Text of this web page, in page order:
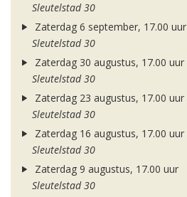
Sleutelstad 30
Zaterdag 6 september, 17.00 uur
Sleutelstad 30
Zaterdag 30 augustus, 17.00 uur
Sleutelstad 30
Zaterdag 23 augustus, 17.00 uur
Sleutelstad 30
Zaterdag 16 augustus, 17.00 uur
Sleutelstad 30
Zaterdag 9 augustus, 17.00 uur
Sleutelstad 30